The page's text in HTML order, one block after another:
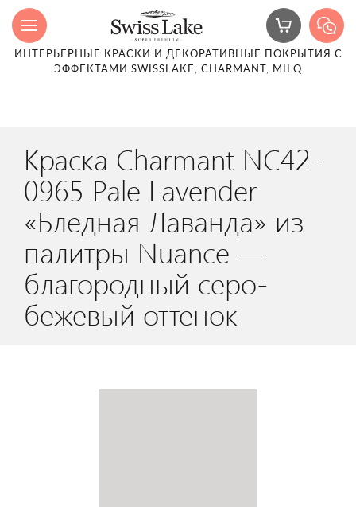
ИНТЕРЬЕРНЫЕ КРАСКИ И ДЕКОРАТИВНЫЕ ПОКРЫТИЯ С
ЭФФЕКТАМИ SWISSLAKE, CHARMANT, MILQ
Краска Charmant NC42-
0965 Pale Lavender
«Бледная Лаванда» из
палитры Nuance —
благородный серо-
бежевый оттенок